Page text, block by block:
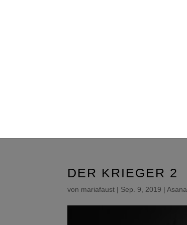
DER KRIEGER 2
von mariafaust | Sep. 9, 2019 |Asana